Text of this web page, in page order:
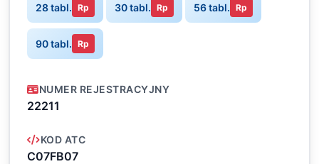
28 tabl. Rp 30 tabl. Rp 56 tabl. Rp
90 tabl. Rp
NUMER REJESTRACYJNY
22211
KOD ATC
C07FB07